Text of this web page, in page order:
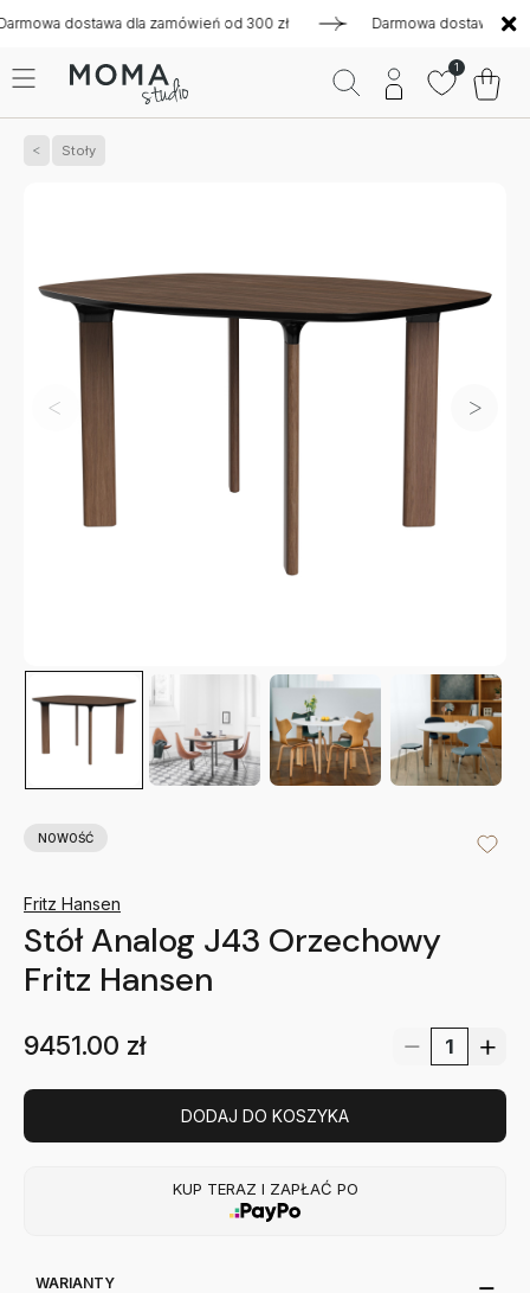
dostawa dla zamówień od 300 zł Darmowa dostawa dla
1
Stoły
NOWOŚĆ
Fritz Hansen
Stół Analog J43 Orzechowy
Fritz Hansen
9451.00 zł
DODAJ DO KOSZYKA
KUP TERAZ I ZAPŁAĆ PO
WARIANTY